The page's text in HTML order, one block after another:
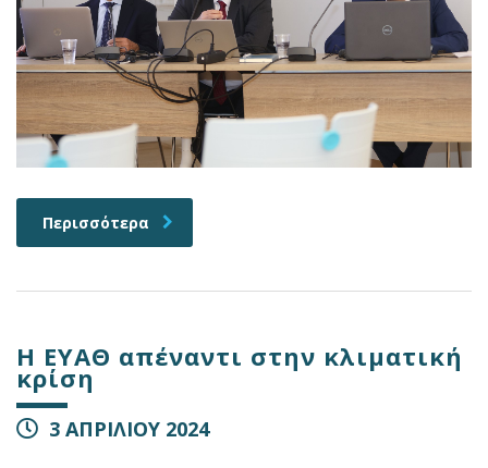
Περισσότερα
Η ΕΥΑΘ απέναντι στην κλιματική
κρίση
3 ΑΠΡΙΛΙΟΥ 2024